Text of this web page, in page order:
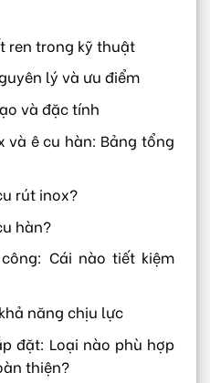
ren trong kỹ thuật
lý và ưu điểm
và đặc tính
và ê cu hàn: Bảng tổng
rút inox?
hàn?
Cái nào tiết kiệm
năng chịu lực
đặt: Loại nào phù hợp
thiện?